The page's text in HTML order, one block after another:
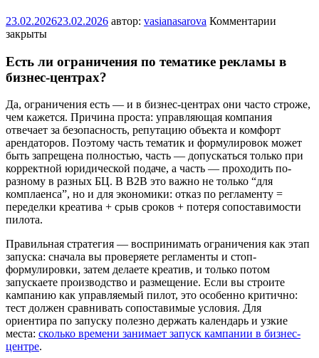
23.02.202623.02.2026 автор: vasianasarova Комментарии
закрыты
Есть ли ограничения по тематике рекламы в
бизнес-центрах?
Да, ограничения есть — и в бизнес-центрах они часто строже,
чем кажется. Причина проста: управляющая компания
отвечает за безопасность, репутацию объекта и комфорт
арендаторов. Поэтому часть тематик и формулировок может
быть запрещена полностью, часть — допускаться только при
корректной юридической подаче, а часть — проходить по-
разному в разных БЦ. В B2B это важно не только “для
комплаенса”, но и для экономики: отказ по регламенту =
переделки креатива + срыв сроков + потеря сопоставимости
пилота.
Правильная стратегия — воспринимать ограничения как этап
запуска: сначала вы проверяете регламенты и стоп-
формулировки, затем делаете креатив, и только потом
запускаете производство и размещение. Если вы строите
кампанию как управляемый пилот, это особенно критично:
тест должен сравнивать сопоставимые условия. Для
ориентира по запуску полезно держать календарь и узкие
места: сколько времени занимает запуск кампании в бизнес-
центре.